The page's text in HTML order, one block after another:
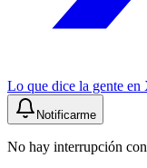
Lo que dice la gente
Notificarme
No hay interrupción